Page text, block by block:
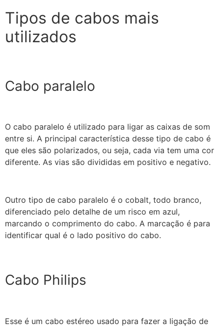
Tipos de cabos mais
utilizados
Cabo paralelo
O cabo paralelo é utilizado para ligar as caixas de som
entre si. A principal característica desse tipo de cabo é
que eles são polarizados, ou seja, cada via tem uma cor
diferente. As vias são divididas em positivo e negativo.
Outro tipo de cabo paralelo é o cobalt, todo branco,
diferenciado pelo detalhe de um risco em azul,
marcando o comprimento do cabo. A marcação é para
identificar qual é o lado positivo do cabo.
Cabo Philips
Esse é um cabo estéreo usado para fazer a ligação de